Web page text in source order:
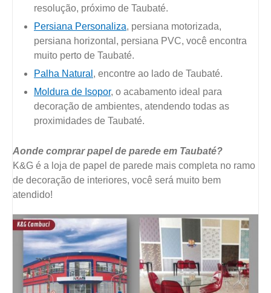
resolução, próximo de Taubaté.
Persiana Personaliza, persiana motorizada,
persiana horizontal, persiana PVC, você encontra
muito perto de Taubaté.
Palha Natural , encontre ao lado de Taubaté.
Moldura de Isopor, o acabamento ideal para
decoração de ambientes, atendendo todas as
proximidades de Taubaté.
Aonde comprar papel de parede em Taubaté?
K&G é a loja de papel de parede mais completa no ramo
de decoração de interiores, você será muito bem
atendido!